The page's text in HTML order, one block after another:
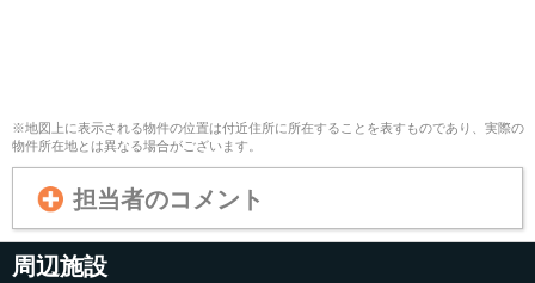
※地図上に表示される物件の位置は付近住所に所在することを表すものであり、実際の
物件所在地とは異なる場合がございます。
担当者のコメント
周辺施設